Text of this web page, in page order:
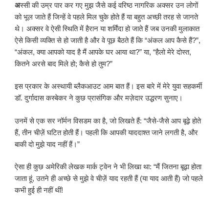
अस्सी की उम्र पार कर गए मुझ जैसे कई वरिष्ठ नागरिक अक्सर उन लोगों
को भूल जाते हैं जिन्हें वे पहले मिल चुके होते हैं या बहुत अच्छी तरह से जानते
थे। अक्सर वे ऐसी स्थिति में हैरान या शर्मिंदा हो जाते हैं जब उनकी मुलाकात
ऐसे किसी व्यक्ति से हो जाती है और वे पूछ बैठते हैं कि “अंकल आप कैसे हैं?”,
“अंकल, क्या आपको याद है मैं आपके घर आया था?” या, “हैलो मेरे दोस्त,
कितने अरसे बाद मिले हो; कैसे हो तुम?”
इस प्रकार के अस्थायी ब्लैकआउट आम बात हैं। इस बारे में मेरे युवा सहकर्मी
डॉ. दुर्गादास कस्बेकर ने कुछ प्रासंगिक और मज़ेदार उद्धरण सुनाए।
उनमें से एक सर नॉर्मन विसडम का है, जो लिखते हैं: “जैसे-जैसे आप बूढ़े होते
हैं, तीन चीज़ें घटित होती हैं। पहली कि आपकी याददाश्त जाने लगती है, और
बाकी दो मुझे याद नहीं हैं।”
ऐसा ही कुछ अमेरिकी लेखक मार्क ट्वेन ने भी लिखा था: “मैं जितना बूढ़ा होता
जाता हूं, उतने ही अच्छे से मुझे वे चीज़ें याद रहती हैं (या याद आती हैं) जो पहले
कभी हुई ही नहीं थीं!